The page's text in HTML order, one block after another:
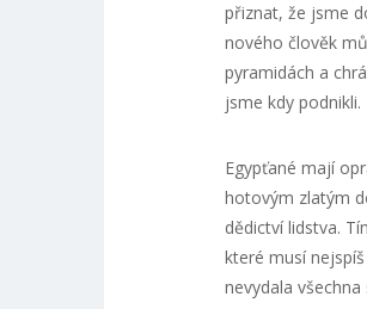
přiznat, že jsme
nového člověk
pyramidách a
jsme kdy podnikli.
Egypťané mají
hotovým zlatým
dědictví lidstva.
které musí
nevydala